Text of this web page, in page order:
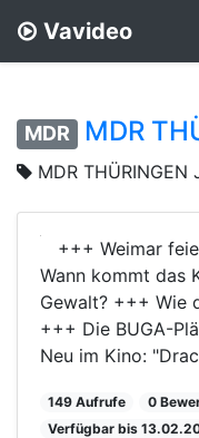
Vavideo
MDR MDR
MDR THÜRINGEN
+++ Weimar
Wann kommt das
Gewalt? +++ Wie
+++ Die BUGA-
Neu im Kino:
149 Aufrufe 0
Verfügbar bis